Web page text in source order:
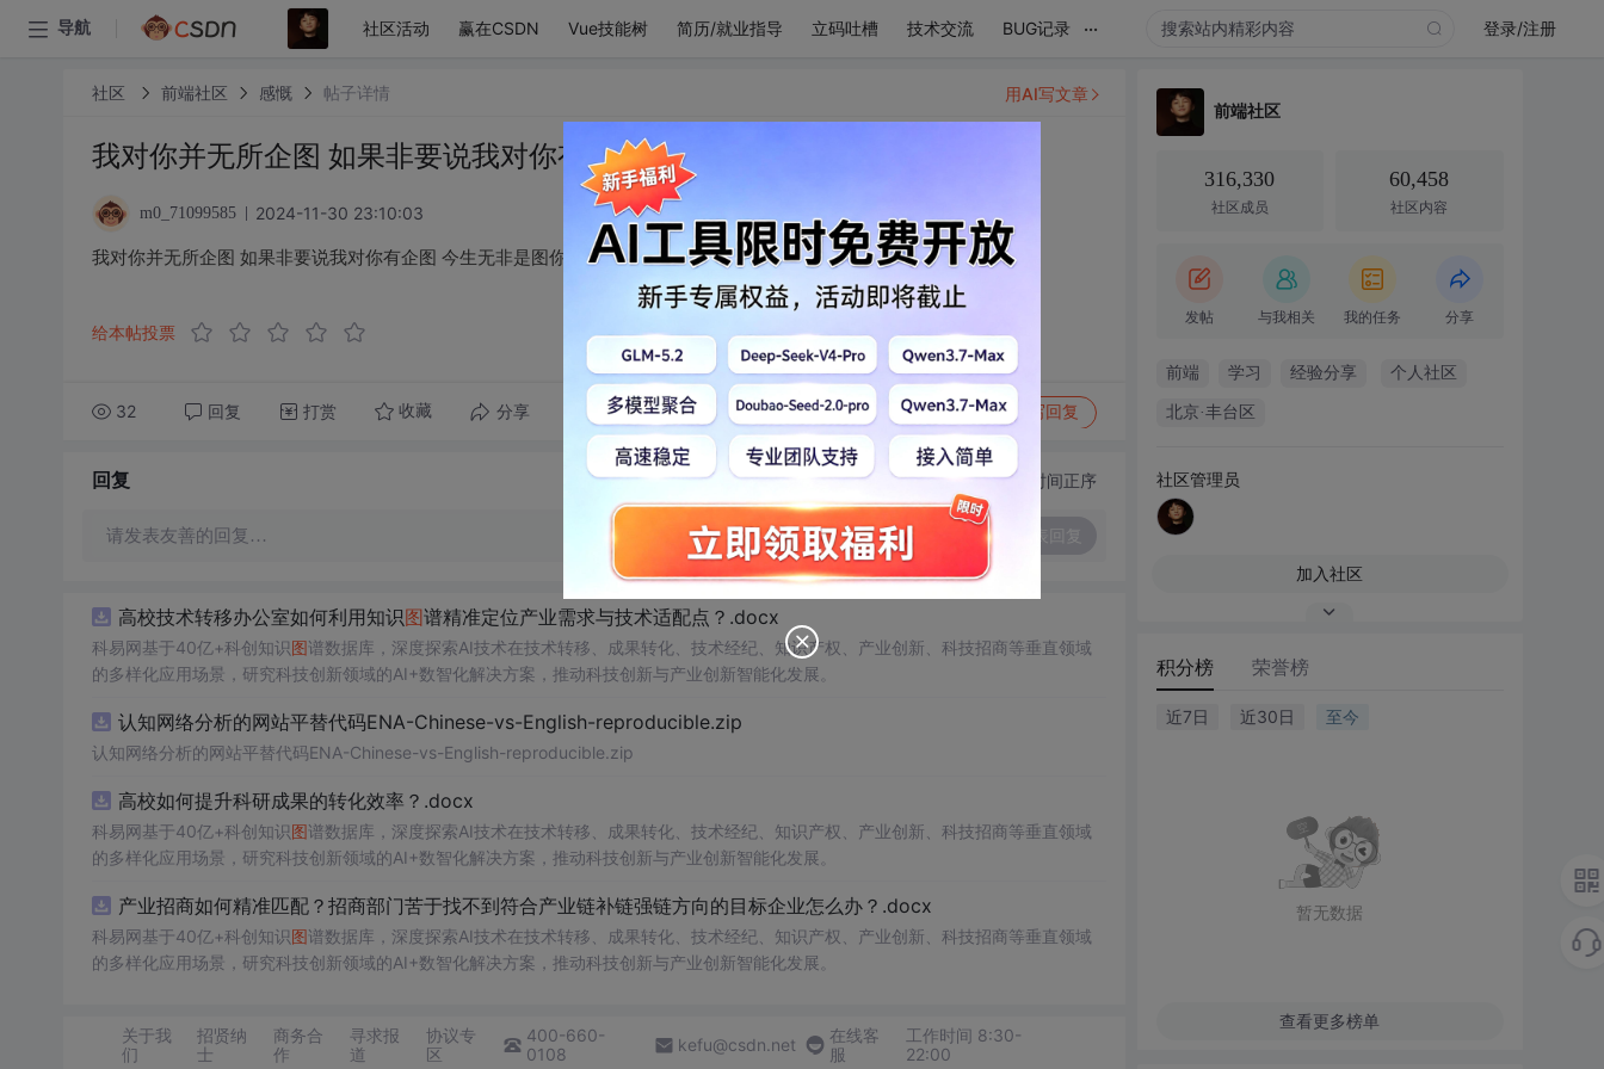
导航 社区活动 赢在CSDN Vue技能树 简历/就业指导 立码吐槽 技术交流 BUG记录 ... 登录/注册
社区 前端社区 感慨 帖子详情
我对你并无所企图 如果非要说我对你有企图 今生无非是图你幸福
m0_71099585 2024-11-30 23:10:03
我对你并无所企图 如果非要说我对你有企图 今生无非是图你幸福
给本帖投票
32 回复 打赏 收藏 分享 转发到动态 举报 写回复
用AI写文章
回复 切换为时间正序
请发表友善的回复…
高校技术转移办公室如何利用知识图谱精准定位产业需求与技术适配点？.docx
科易网基于40亿+科创知识图谱数据库，深度探索AI技术在技术转移、成果转化、技术经纪、知识产权、产业创新、科技招商等垂直领域
的多样化应用场景，研究科技创新领域的AI+数智化解决方案，推动科技创新与产业创新智能化发展。
认知网络分析的网站平替代码ENA-Chinese-vs-English-reproducible.zip
认知网络分析的网站平替代码ENA-Chinese-vs-English-reproducible.zip
高校如何提升科研成果的转化效率？.docx
科易网基于40亿+科创知识图谱数据库，深度探索AI技术在技术转移、成果转化、技术经纪、知识产权、产业创新、科技招商等垂直领域
的多样化应用场景，研究科技创新领域的AI+数智化解决方案，推动科技创新与产业创新智能化发展。
产业招商如何精准匹配？招商部门苦于找不到符合产业链补链强链方向的目标企业怎么办？.docx
科易网基于40亿+科创知识图谱数据库，深度探索AI技术在技术转移、成果转化、技术经纪、知识产权、产业创新、科技招商等垂直领域
的多样化应用场景，研究科技创新领域的AI+数智化解决方案，推动科技创新与产业创新智能化发展。
关于我
们
招贤纳
士
商务合
作
寻求报
道
协议专
区
400-660-
0108
kefu@csdn.net
在线客
服
工作时间 8:30-
22:00
前端社区
316,330
社区成员
60,458
社区内容
发帖 与我相关 我的任务 分享
前端 学习 经验分享 个人社区
北京·丰台区
社区管理员
加入社区
积分榜 荣誉榜
近7日 近30日 至今
暂无数据
查看更多榜单